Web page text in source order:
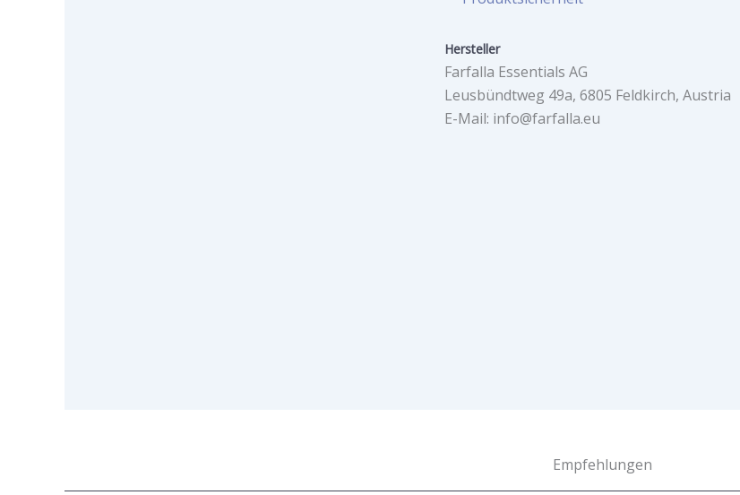
Hersteller
Farfalla Essentials AG
Leusbündtweg 49a, 6805 Feldkirch, Austria
E-Mail: info@farfalla.eu
Empfehlungen